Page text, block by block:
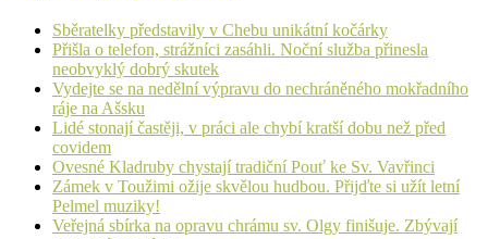
Sběratelky představily v Chebu unikátní kočárky
Přišla o telefon, strážníci zasáhli. Noční služba přinesla
neobvyklý dobrý skutek
Vydejte se na nedělní výpravu do nechráněného mokřadního
ráje na Ašsku
Lidé stonají častěji, v práci ale chybí kratší dobu než před
covidem
Ovesné Kladruby chystají tradiční Pouť ke Sv. Vavřinci
Zámek v Toužimi ožije skvělou hudbou. Přijďte si užít letní
Pelmel muziky!
Veřejná sbírka na opravu chrámu sv. Olgy finišuje. Zbývají